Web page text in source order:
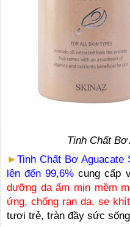
Tinh Chất
► Tinh Chất Bơ Aguacate
lên đến 99,6% cung cấp
dưỡng da ẩm mịn mềm
ứng, chống rạn da, se
tươi trẻ, tràn đầy sức